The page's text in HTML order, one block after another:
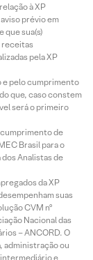
à XP
prévio em
que sua(s)
receitas
pela XP
e pelo cumprimento
que, caso constem
será o primeiro
cumprimento de
Brasil para o
Analistas de
da XP
suas
CVM nº
Nacional das
– ANCORD. O
administração ou
e